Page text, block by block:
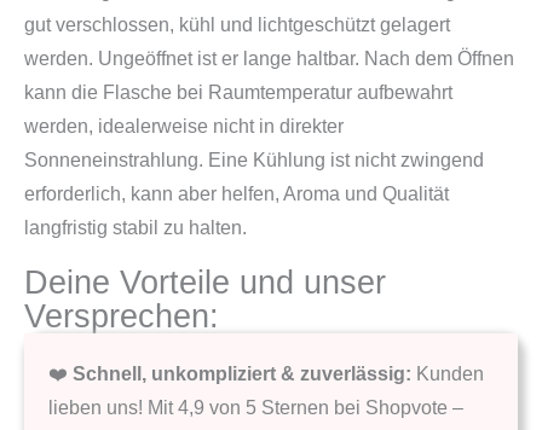
gut verschlossen, kühl und lichtgeschützt gelagert
werden. Ungeöffnet ist er lange haltbar. Nach dem Öffnen
kann die Flasche bei Raumtemperatur aufbewahrt
werden, idealerweise nicht in direkter
Sonneneinstrahlung. Eine Kühlung ist nicht zwingend
erforderlich, kann aber helfen, Aroma und Qualität
langfristig stabil zu halten.
Deine Vorteile und unser
Versprechen:
❤️ Schnell, unkompliziert & zuverlässig: Kunden
lieben uns! Mit 4,9 von 5 Sternen bei Shopvote –